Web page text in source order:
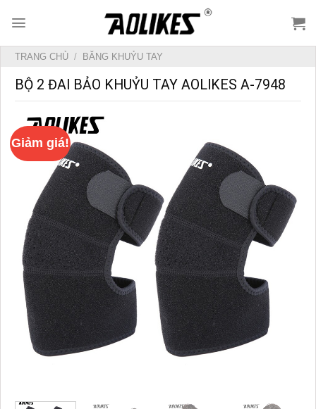
TRANG CHỦ / BĂNG KHUỶU TAY
BỘ 2 ĐAI BẢO KHUỶU TAY AOLIKES A-7948
Giảm giá!